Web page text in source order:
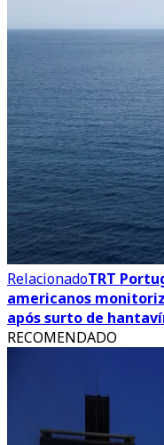
RelacionadoTRT
americanos
após surto de
RECOMENDADO